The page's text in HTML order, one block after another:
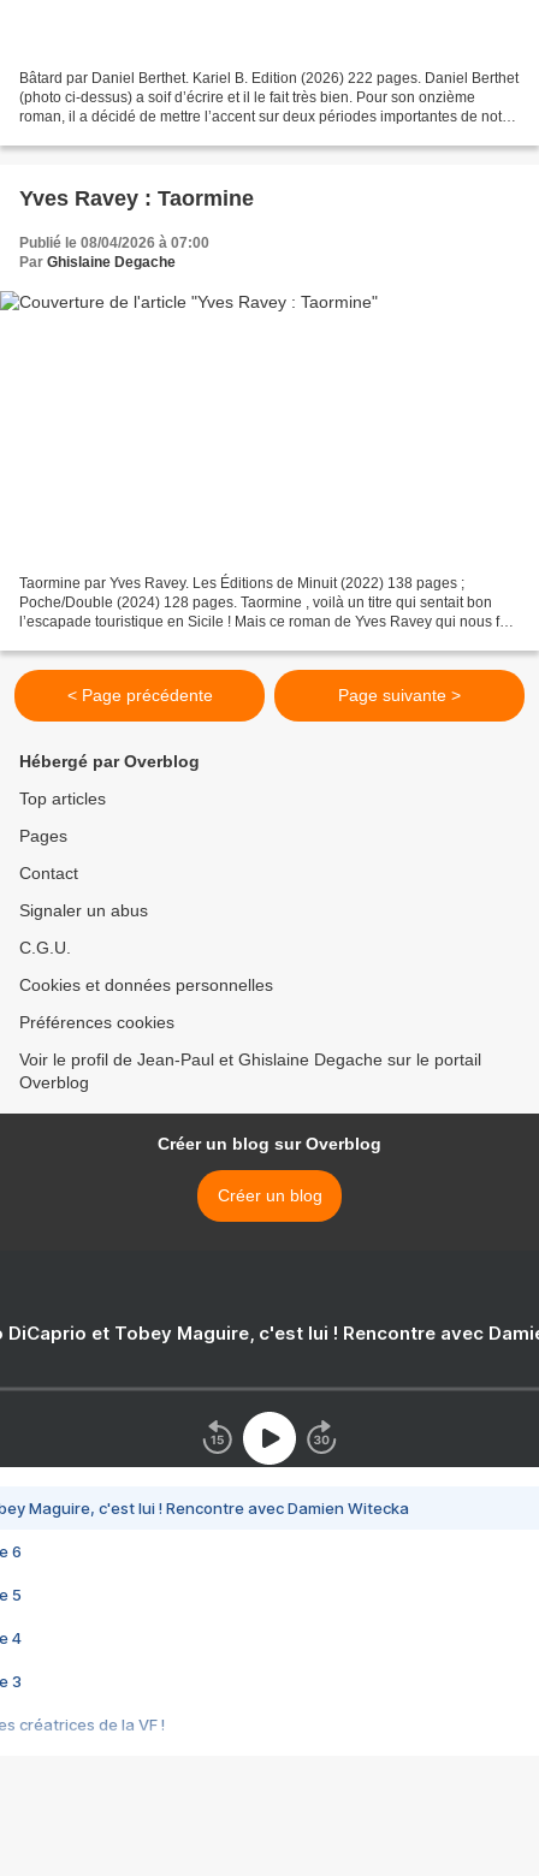
Bâtard par Daniel Berthet. Kariel B. Edition (2026) 222 pages. Daniel Berthet
(photo ci-dessus) a soif d’écrire et il le fait très bien. Pour son onzième
roman, il a décidé de mettre l’accent sur deux périodes importantes de notre
Yves Ravey : Taormine
Publié le 08/04/2026 à 07:00
Par Ghislaine Degache
Taormine par Yves Ravey. Les Éditions de Minuit (2022) 138 pages ;
Poche/Double (2024) 128 pages. Taormine , voilà un titre qui sentait bon
l’escapade touristique en Sicile ! Mais ce roman de Yves Ravey qui nous fait
< Page précédente Page suivante >
Hébergé par Overblog
Top articles
Pages
Contact
Signaler un abus
C.G.U.
Cookies et données personnelles
Préférences cookies
Voir le profil de Jean-Paul et Ghislaine Degache sur le portail
Overblog
Créer un blog sur Overblog
Créer un blog
DiCaprio et Tobey Maguire, c'est lui ! Rencontre avec
Maguire, c'est lui ! Rencontre avec Damien Witecka
6
5
4
3
créatrices de la VF !